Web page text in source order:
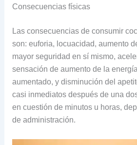
Consecuencias físicas
Las consecuencias de consumir
son: euforia, locuacidad, aumento
mayor seguridad en sí mismo,
sensación de aumento de la
aumentado, y disminución del
casi inmediatos después de una
en cuestión de minutos u horas,
de administración.